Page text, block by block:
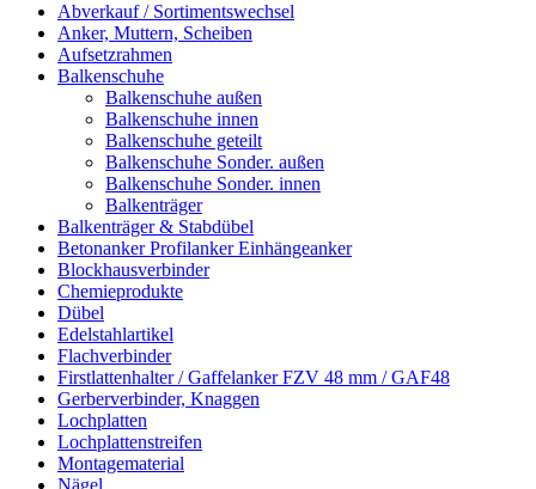
Abverkauf / Sortimentswechsel
Anker, Muttern, Scheiben
Aufsetzrahmen
Balkenschuhe
Balkenschuhe außen
Balkenschuhe innen
Balkenschuhe geteilt
Balkenschuhe Sonder. außen
Balkenschuhe Sonder. innen
Balkenträger
Balkenträger & Stabdübel
Betonanker Profilanker Einhängeanker
Blockhausverbinder
Chemieprodukte
Dübel
Edelstahlartikel
Flachverbinder
Firstlattenhalter / Gaffelanker FZV 48 mm / GAF48
Gerberverbinder, Knaggen
Lochplatten
Lochplattenstreifen
Montagematerial
Nägel